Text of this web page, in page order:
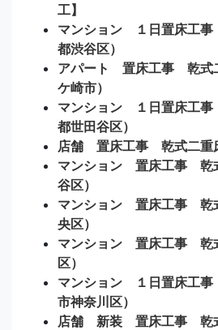
工】
マンション １日置床工
都渋谷区）
アパート 置床工事 乾式
ケ崎市）
マンション １日置床工
都世田谷区）
店舗 置床工事 乾式二重
マンション 置床工事 乾
谷区）
マンション 置床工事 乾
央区）
マンション 置床工事 乾
区）
マンション １日置床工
市神奈川区）
店舗 新装 置床工事 乾